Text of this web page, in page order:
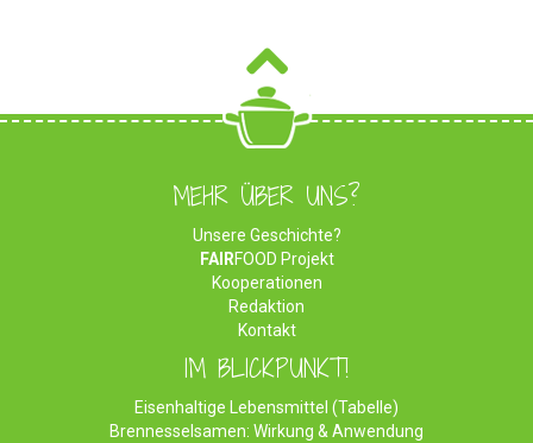
MEHR ÜBER UNS?
Unsere Geschichte?
FAIRFOOD Projekt
Kooperationen
Redaktion
Kontakt
IM BLICKPUNKT!
Eisenhaltige Lebensmittel (Tabelle)
Brennesselsamen: Wirkung & Anwendung